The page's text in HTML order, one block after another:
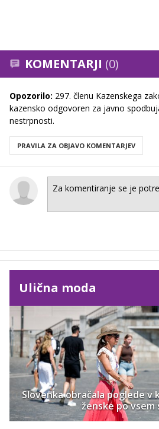
KOMENTARJI (0)
Opozorilo: 297. členu Kazenskega
kazensko odgovoren za javno
nestrpnosti.
PRAVILA ZA OBJAVO KOMENTARJEV
Ulična moda
Slovenka obračala poglede v
ženske po vsem